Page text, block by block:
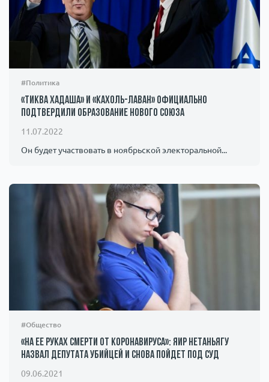
#Политика
«Тиква Хадаша» и «Кахоль-Лаван» официально
подтвердили образование нового союза
11.07.2022
Он будет участвовать в ноябрьской электоральной...
#Общество
«На ее руках смерти от коронавируса»: Яир Нетаньягу
назвал депутата убийцей и снова пойдет под суд
09.06.2021